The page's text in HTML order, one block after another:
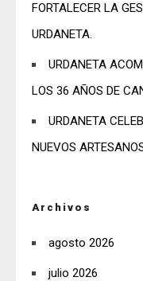
FORTALECER LA
URDANETA.
URDANETA
LOS 36 AÑOS DE
URDANETA
NUEVOS
Archivos
agosto 2026
julio 2026